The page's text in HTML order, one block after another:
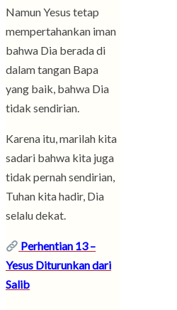
Namun Yesus tetap
mempertahankan iman
bahwa Dia berada di
dalam tangan Bapa
yang baik, bahwa Dia
tidak sendirian.
Karena itu, marilah kita
sadari bahwa kita juga
tidak pernah sendirian,
Tuhan kita hadir, Dia
selalu dekat.
Perhentian 13 –
Yesus Diturunkan dari
Salib